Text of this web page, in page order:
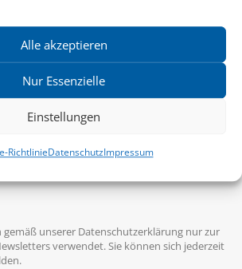
Alle akzeptieren
Nur Essenzielle
Einstellungen
RichtlinieDatenschutzImpressum
/ Philosophie
gemäß unserer Datenschutzerklärung nur zur
verwendet. Sie können sich jederzeit